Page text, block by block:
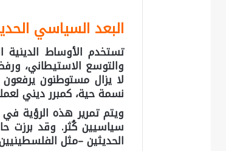
البعد السياسي
تستخدم الأوساط الدينية
والتوسع الاستيطاني،
لا يزال مستوطنون
نسمة حية، كمبرر ديني
ويتم تمرير هذه الرؤية
سياسيين كُثر. وقد برزت
الحديثين –مثل الفلسطينيين